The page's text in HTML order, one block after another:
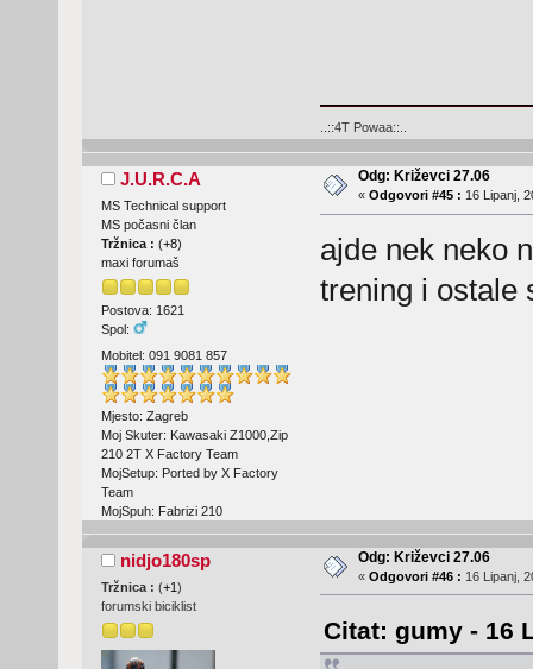
..::4T Powaa::..
J.U.R.C.A
MS Technical support
MS počasni član
Tržnica : (+8)
maxi forumaš
Postova: 1621
Spol:
Mobitel: 091 9081 857
Mjesto: Zagreb
Moj Skuter: Kawasaki Z1000,Zip
210 2T X Factory Team
MojSetup: Ported by X Factory
Team
MojSpuh: Fabrizi 210
Odg: Križevci 27.06
« Odgovori #45 : 16 Lipanj,
ajde nek neko
trening i ostale
nidjo180sp
Tržnica : (+1)
forumski biciklist
Odg: Križevci 27.06
« Odgovori #46 : 16 Lipanj,
Citat: gumy - 16